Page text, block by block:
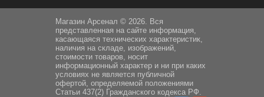
Магазин Арсенал © 2026. Вся
представленная на сайте информация,
касающаяся технических характеристик,
наличия на складе, изображений,
стоимости товаров, носит
информационный характер и ни при каких
условиях не является публичной
офертой, определяемой положениями
Статьи 437(2) Гражданского кодекса РФ.